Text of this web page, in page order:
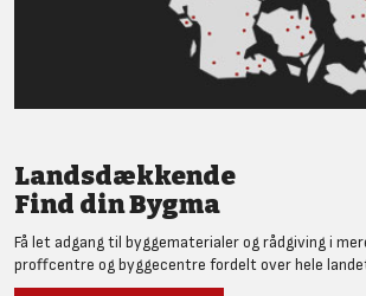
Landsdækkende
Find din Bygma
Få let adgang til byggematerialer og rådgiving i
proffcentre og byggecentre fordelt over hele